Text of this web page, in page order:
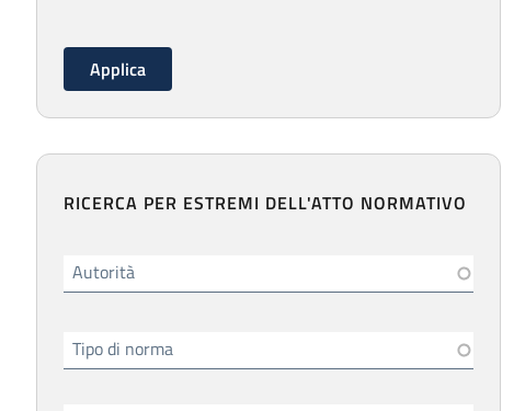
RICERCA PER ESTREMI DELL'ATTO NORMATIVO
Autorità
Tipo di norma